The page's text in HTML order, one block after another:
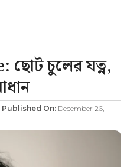
চুলের যত্ন,
Published On: December 26,